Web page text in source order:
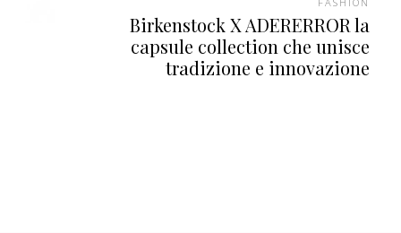
Birkenstock X ADERERROR la
capsule collection che unisce
tradizione e innovazione